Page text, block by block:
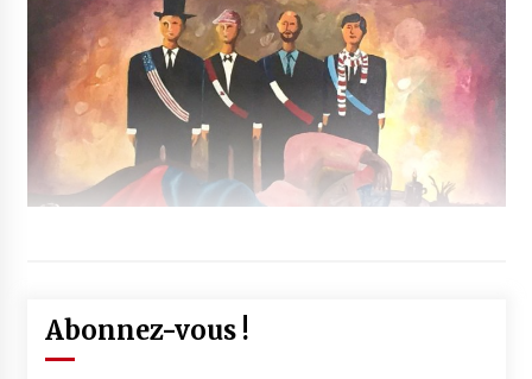
Abonnez-vous !